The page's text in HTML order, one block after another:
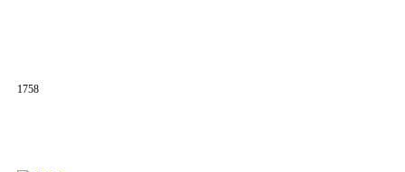
1758